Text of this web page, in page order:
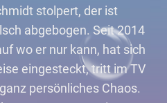
stolpert, der ist
abgebogen. Seit 2014
wo er nur kann, hat sich
eingesteckt, tritt im TV
persönliches Chaos.